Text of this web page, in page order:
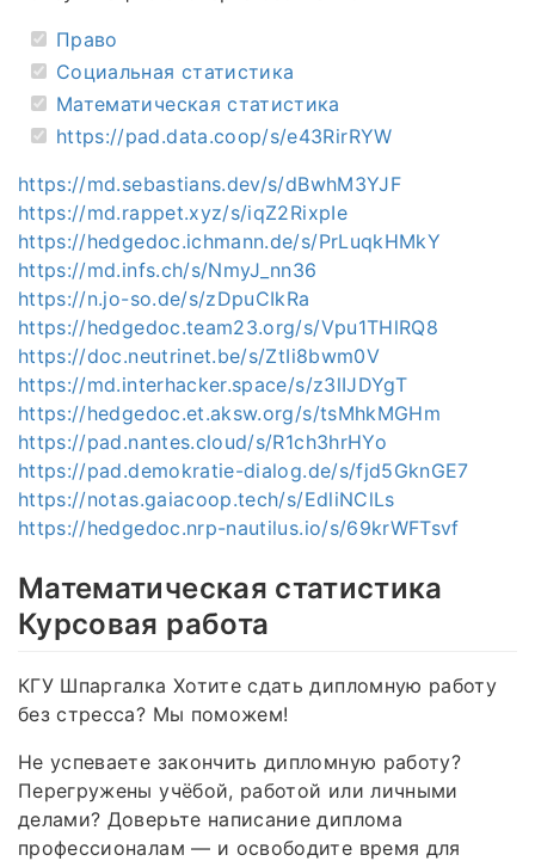
Право
Социальная статистика
Математическая статистика
https://pad.data.coop/s/e43RirRYW
https://md.sebastians.dev/s/dBwhM3YJF
https://md.rappet.xyz/s/iqZ2RixpIe
https://hedgedoc.ichmann.de/s/PrLuqkHMkY
https://md.infs.ch/s/NmyJ_nn36
https://n.jo-so.de/s/zDpuCIkRa
https://hedgedoc.team23.org/s/Vpu1THlRQ8
https://doc.neutrinet.be/s/ZtIi8bwm0V
https://md.interhacker.space/s/z3lIJDYgT
https://hedgedoc.et.aksw.org/s/tsMhkMGHm
https://pad.nantes.cloud/s/R1ch3hrHYo
https://pad.demokratie-dialog.de/s/fjd5GknGE7
https://notas.gaiacoop.tech/s/EdliNClLs
https://hedgedoc.nrp-nautilus.io/s/69krWFTsvf
Математическая статистика
Курсовая работа
КГУ Шпаргалка Хотите сдать дипломную работу
без стресса? Мы поможем!
Не успеваете закончить дипломную работу?
Перегружены учёбой, работой или личными
делами? Доверьте написание диплома
профессионалам — и освободите время для